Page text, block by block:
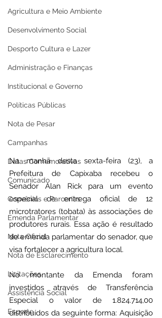
Agricultura e Meio Ambiente
Desenvolvimento Social
Desporto Cultura e Lazer
Administração e Finanças
Institucional e Governo
Políticas Públicas
Nota de Pesar
Campanhas
Datas Comemorativas
Comunicado
Convênios e Parcerias
Emenda Parlamentar
Nota Oficial
Nota de Esclarecimento
Licitações
Assistência Social
Esporte
Na manhã desta sexta-feira (23), a
Prefeitura de Capixaba recebeu o
Senador Alan Rick para um evento
especial de entrega oficial de 12
microtratores (tobata) às associações de
produtores rurais. Essa ação é resultado
de emenda parlamentar do senador, que
visa fortalecer a agricultura local.
No montante da Emenda foram
investidos através de Transferência
Especial o valor de 1.824.714,00
distribuídos da seguinte forma: Aquisição